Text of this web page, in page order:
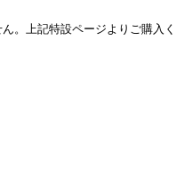
。上記特設ページよりご購入く